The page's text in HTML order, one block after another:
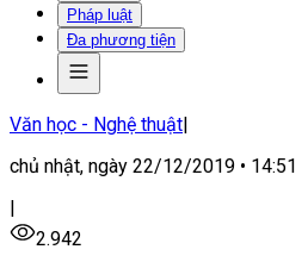
Pháp luật
Đa phương tiện
Văn học - Nghệ thuật|
chủ nhật, ngày 22/12/2019 • 14:51
|
2.942